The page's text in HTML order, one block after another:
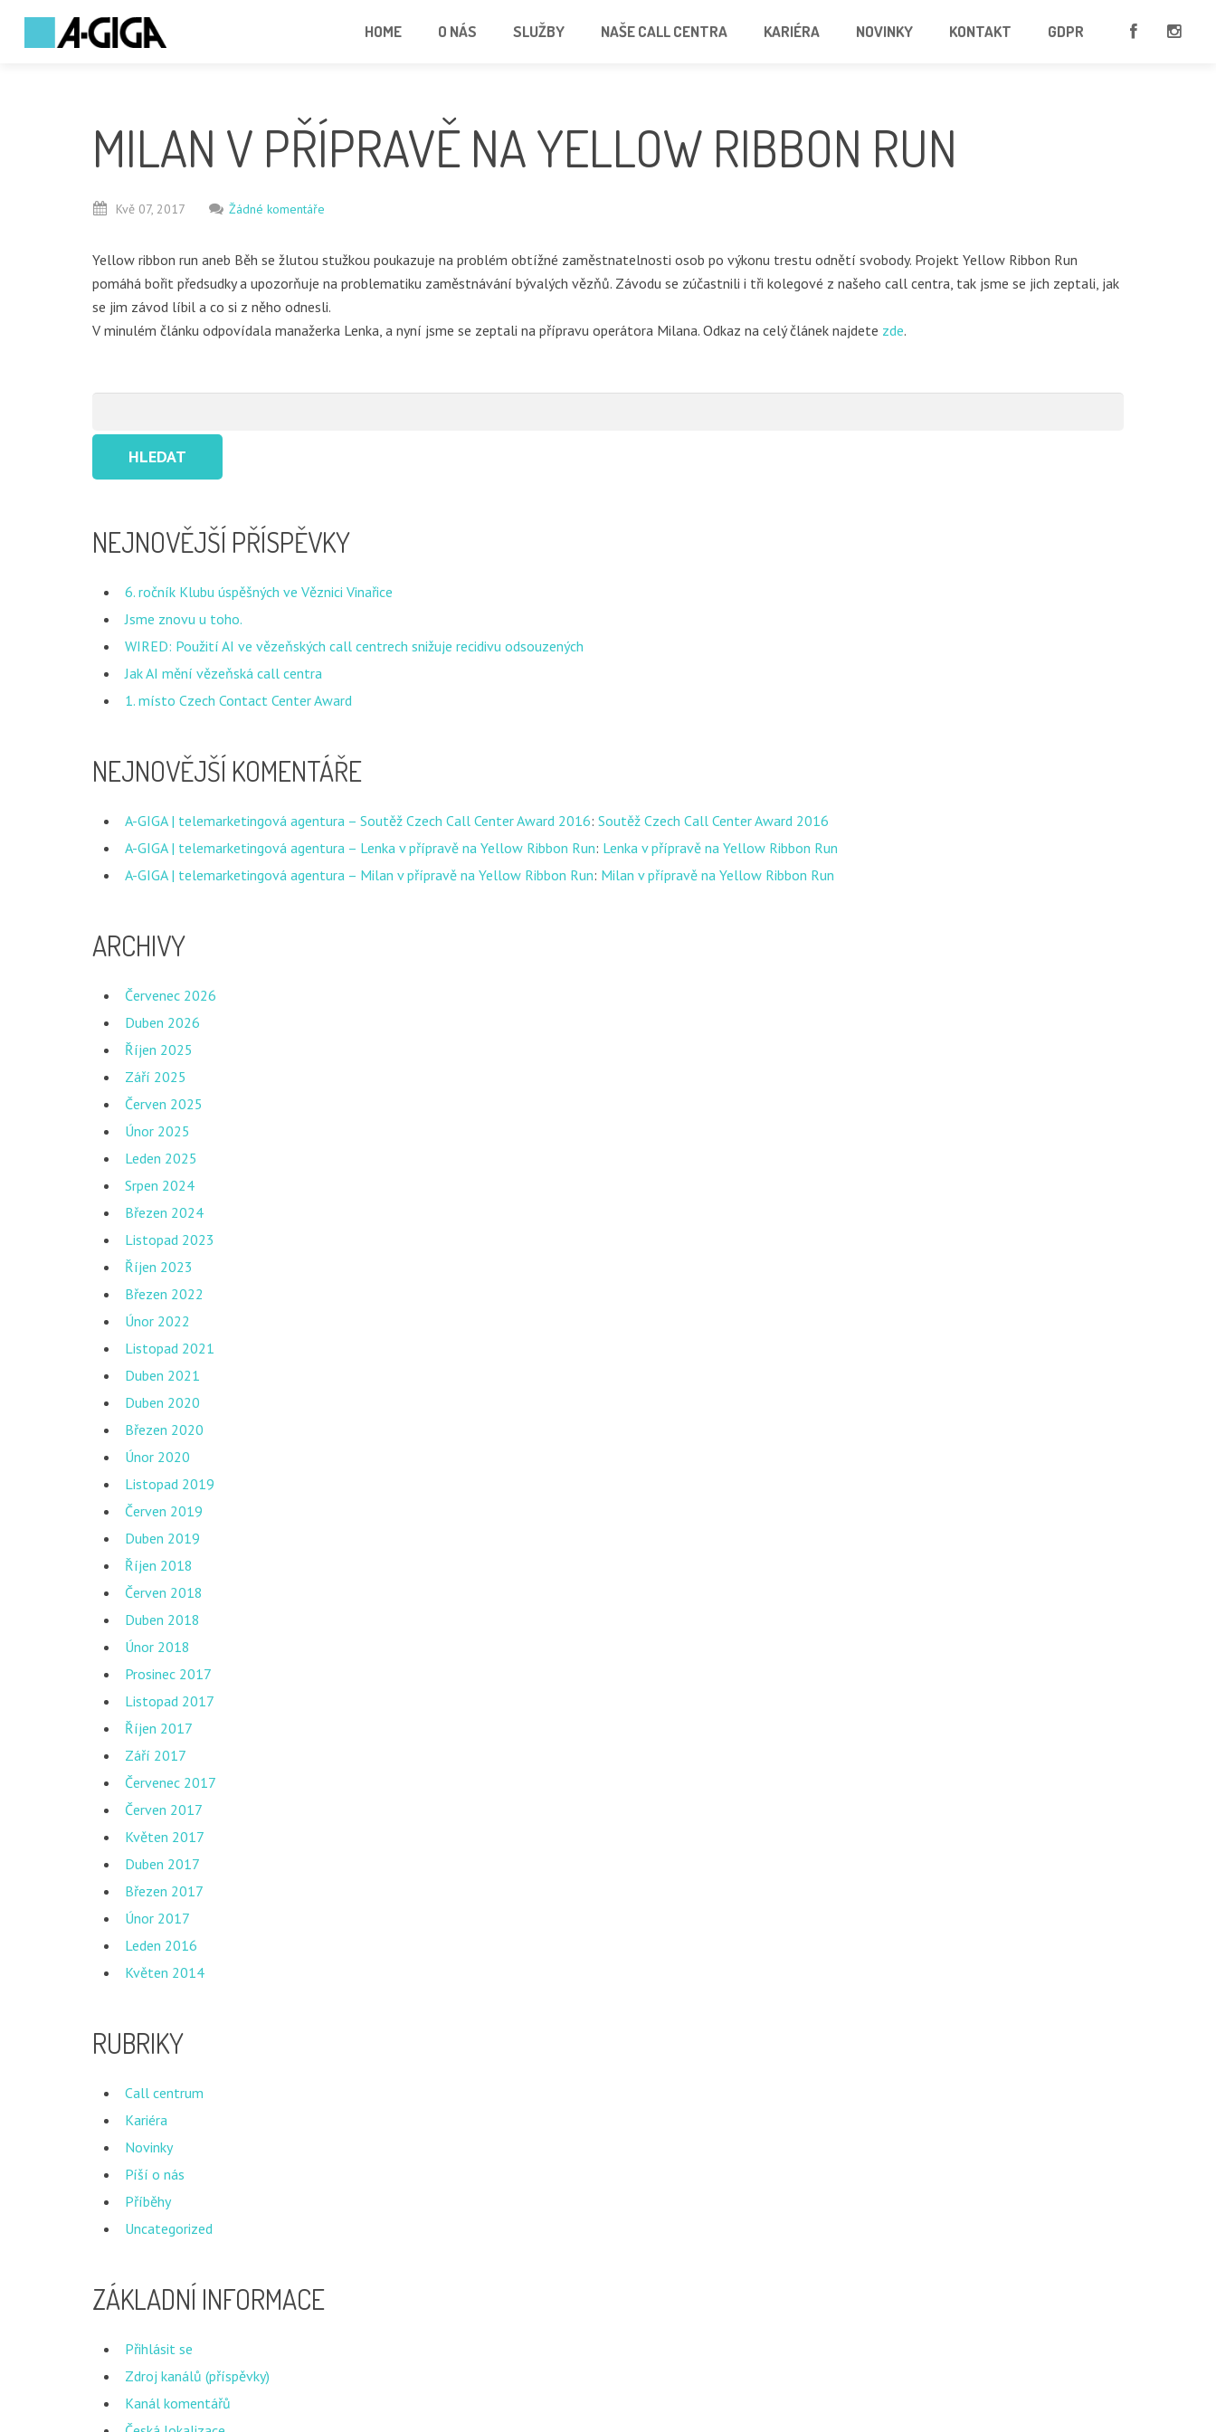
HOME O NÁS SLUŽBY NAŠE CALL CENTRA KARIÉRA NOVINKY KONTAKT GDPR
MILAN V PŘÍPRAVĚ NA YELLOW RIBBON RUN
Kvě 07, 2017 Žádné komentáře
Yellow ribbon run aneb Běh se žlutou stužkou poukazuje na problém obtížné zaměstnatelnosti osob po výkonu trestu odnětí svobody. Projekt Yellow Ribbon Run
pomáhá bořit předsudky a upozorňuje na problematiku zaměstnávání bývalých vězňů. Závodu se zúčastnili i tři kolegové z našeho call centra, tak jsme se jich zeptali, jak
se jim závod líbil a co si z něho odnesli.
V minulém článku odpovídala manažerka Lenka, a nyní jsme se zeptali na přípravu operátora Milana. Odkaz na celý článek najdete zde.
NEJNOVĚJŠÍ PŘÍSPĚVKY
6. ročník Klubu úspěšných ve Věznici Vinařice
Jsme znovu u toho.
WIRED: Použití AI ve vězeňských call centrech snižuje recidivu odsouzených
Jak AI mění vězeňská call centra
1. místo Czech Contact Center Award
NEJNOVĚJŠÍ KOMENTÁŘE
A-GIGA | telemarketingová agentura – Soutěž Czech Call Center Award 2016: Soutěž Czech Call Center Award 2016
A-GIGA | telemarketingová agentura – Lenka v přípravě na Yellow Ribbon Run: Lenka v přípravě na Yellow Ribbon Run
A-GIGA | telemarketingová agentura – Milan v přípravě na Yellow Ribbon Run: Milan v přípravě na Yellow Ribbon Run
ARCHIVY
Červenec 2026
Duben 2026
Říjen 2025
Září 2025
Červen 2025
Únor 2025
Leden 2025
Srpen 2024
Březen 2024
Listopad 2023
Říjen 2023
Březen 2022
Únor 2022
Listopad 2021
Duben 2021
Duben 2020
Březen 2020
Únor 2020
Listopad 2019
Červen 2019
Duben 2019
Říjen 2018
Červen 2018
Duben 2018
Únor 2018
Prosinec 2017
Listopad 2017
Říjen 2017
Září 2017
Červenec 2017
Červen 2017
Květen 2017
Duben 2017
Březen 2017
Únor 2017
Leden 2016
Květen 2014
RUBRIKY
Call centrum
Kariéra
Novinky
Píší o nás
Příběhy
Uncategorized
ZÁKLADNÍ INFORMACE
Přihlásit se
Zdroj kanálů (příspěvky)
Kanál komentářů